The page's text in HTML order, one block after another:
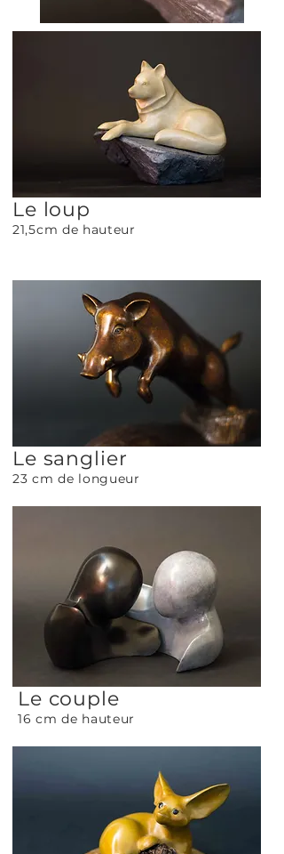
Le sanglier
23 cm de longueur
Le loup
21,5cm de hauteur
Le couple
16 cm de hauteur